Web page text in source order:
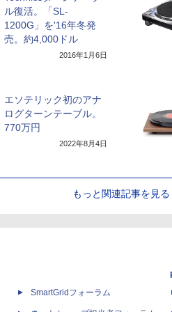
ル復活。「SL-
1200G」を'16年冬発
売。約4,000ドル
2016年1月6日
エソテリック初のアナ
ログターンテーブル。
770万円
2022年8月4日
もっと関連記事を見る
SmartGridフォーラム